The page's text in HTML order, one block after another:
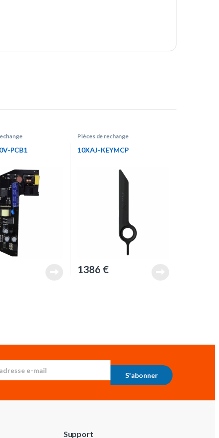
PCB1
Pièces de rechange
10XAJ-KEYMCP
1386 €
S'abonner
Support